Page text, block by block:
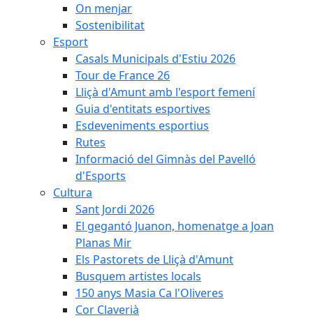
On menjar
Sostenibilitat
Esport
Casals Municipals d'Estiu 2026
Tour de France 26
Lliçà d'Amunt amb l'esport femení
Guia d'entitats esportives
Esdeveniments esportius
Rutes
Informació del Gimnàs del Pavelló
d'Esports
Cultura
Sant Jordi 2026
El gegantó Juanon, homenatge a Joan
Planas Mir
Els Pastorets de Lliçà d'Amunt
Busquem artistes locals
150 anys Masia Ca l'Oliveres
Cor Claverià